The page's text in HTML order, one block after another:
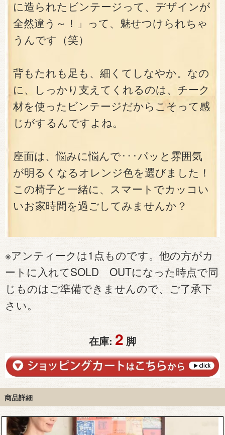
に造られたビンテージって、デザインが
全然違う～！」って、魅せつけられちゃ
うんです（笑）
背もたれも足も、細くてしなやか。なの
に、しっかり支えてくれるのは、チーク
材を使ったビンテージだからこそって感
じがするんですよね。
座面は、悩みに悩んで･･･パッと雰囲気
が明るくなるオレンジ色を選びました！
この椅子と一緒に、スマートでカッコい
いお家時間を過ごしてみませんか？
※アンティークは1点ものです。他の方がカ
ートに入れてSOLD OUTになった時点で同
じものはご準備できませんので、ご了承下
さい。
在庫: 2 脚
商品詳細